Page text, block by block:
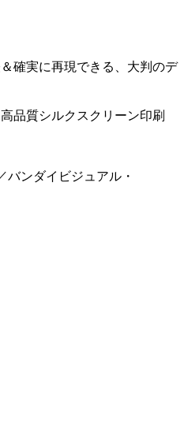
確実に再現できる、大判のデ
品質シルクスクリーン印刷
バンダイビジュアル・